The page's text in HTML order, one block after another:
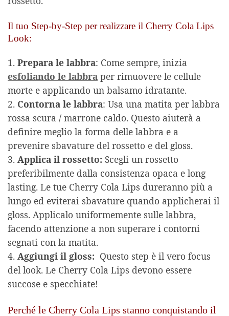
Il tuo Step-by-Step per realizzare il Cherry Cola Lips
Look:
1. Prepara le labbra: Come sempre, inizia
esfoliando le labbra per rimuovere le cellule
morte e applicando un balsamo idratante.
2. Contorna le labbra: Usa una matita per labbra
rossa scura / marrone caldo. Questo aiuterà a
definire meglio la forma delle labbra e a
prevenire sbavature del rossetto e del gloss.
3. Applica il rossetto: Scegli un rossetto
preferibilmente dalla consistenza opaca e long
lasting. Le tue Cherry Cola Lips dureranno più a
lungo ed eviterai sbavature quando applicherai il
gloss. Applicalo uniformemente sulle labbra,
facendo attenzione a non superare i contorni
segnati con la matita.
4. Aggiungi il gloss: Questo step è il vero focus
del look. Le Cherry Cola Lips devono essere
succose e specchiate!
Perché le Cherry Cola Lips stanno conquistando il